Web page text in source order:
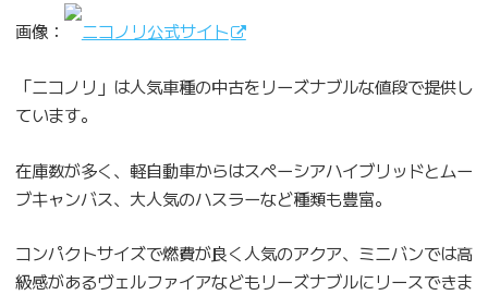
画像： ニコノリ公式サイト
「ニコノリ」は人気車種の中古をリーズナブルな値段で提供し
ています。
在庫数が多く、軽自動車からはスペーシアハイブリッドとムー
ブキャンバス、大人気のハスラーなど種類も豊富。
コンパクトサイズで燃費が良く人気のアクア、ミニバンでは高
級感があるヴェルファイアなどもリーズナブルにリースできま